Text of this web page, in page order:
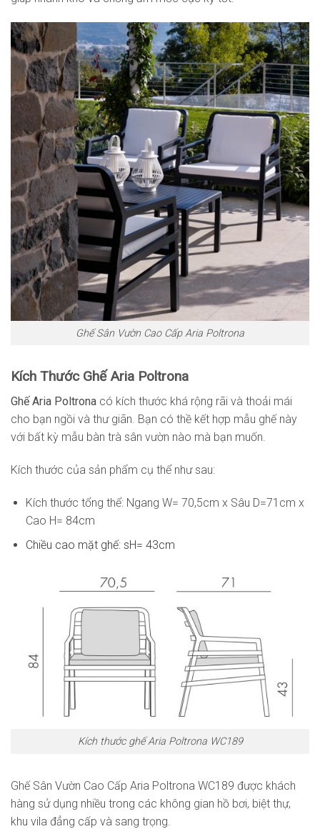
Ghế Sân Vườn Cao Cấp Aria Poltrona
Kích Thước Ghế Aria Poltrona
Ghế Aria Poltrona có kích thước khá rộng rãi và thoải mái
cho bạn ngồi và thư giãn. Bạn có thề kết hợp mẫu ghế này
với bất kỳ mẫu bàn trà sân vườn nào mà bạn muốn.
Kích thước của sản phẩm cụ thể như sau:
Kích thước tổng thể: Ngang W= 70,5cm x Sâu D=71cm x
Cao H= 84cm
Chiều cao mặt ghế: sH= 43cm
Kích thước ghế Aria Poltrona WC189
Ghế Sân Vườn Cao Cấp Aria Poltrona WC189 được khách
hàng sử dụng nhiều trong các không gian hồ bơi, biệt thự,
khu vila đẳng cấp và sang trọng.